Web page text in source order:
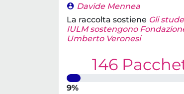
Davide Mennea
La raccolta sostiene Gli
IULM sostengono
Umberto Veronesi
146
9%